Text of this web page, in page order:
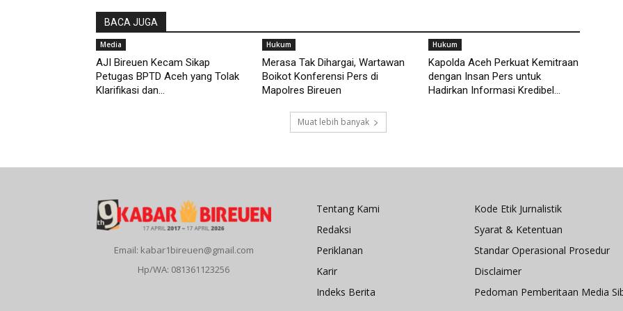
BACA JUGA
Media
AJI Bireuen Kecam Sikap
Petugas BPTD Aceh yang Tolak
Klarifikasi dan...
Hukum
Merasa Tak Dihargai, Wartawan
Boikot Konferensi Pers di
Mapolres Bireuen
Hukum
Kapolda Aceh Perkuat Kemitraan
dengan Insan Pers untuk
Hadirkan Informasi Kredibel...
Muat lebih banyak
Email: kabar1bireuen@gmail.com
Hp/WA: 081361123256
Tentang Kami
Redaksi
Periklanan
Karir
Indeks Berita
Kode Etik Jurnalistik
Syarat & Ketentuan
Standar Operasional Prosedur
Disclaimer
Pedoman Pemberitaan Media